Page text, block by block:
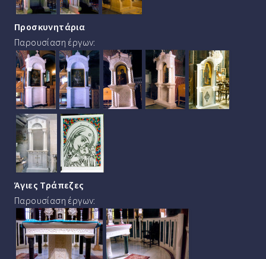
Προσκυνητάρια
Παρουσίαση έργων:
Άγιες Τράπεζες
Παρουσίαση έργων: